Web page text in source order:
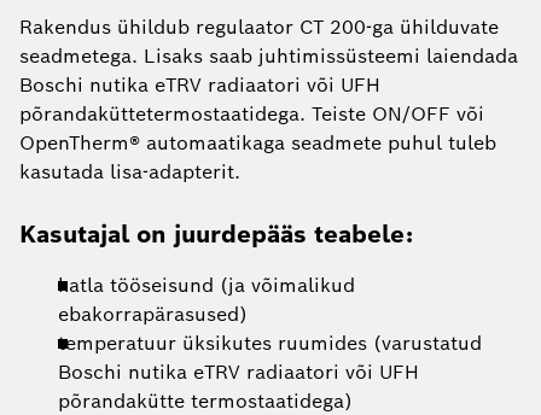
Rakendus ühildub regulaator CT 200-ga ühilduvate
seadmetega. Lisaks saab juhtimissüsteemi laiendada
Boschi nutika eTRV radiaatori või UFH
põrandaküttetermostaatidega. Teiste ON/OFF või
OpenTherm® automaatikaga seadmete puhul tuleb
kasutada lisa-adapterit.
Kasutajal on juurdepääs teabele:
katla tööseisund (ja võimalikud
ebakorrapärasused)
temperatuur üksikutes ruumides (varustatud
Boschi nutika eTRV radiaatori või UFH
põrandakütte termostaatidega)